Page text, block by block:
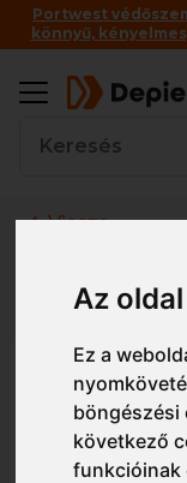
Az
Ez a
böngészési
következő
funkcióinak
Portwest
könnyű,
Vissza
Részletes
FR95
88/12